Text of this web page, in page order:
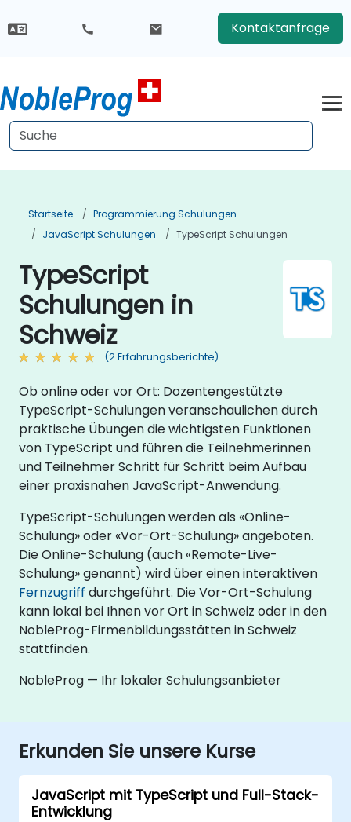
Kontaktanfrage
Startseite
Programmierung Schulungen
JavaScript Schulungen
TypeScript Schulungen
TypeScript
Schulungen in
Schweiz
(2 Erfahrungsberichte)
Ob online oder vor Ort: Dozentengestützte
TypeScript-Schulungen veranschaulichen durch
praktische Übungen die wichtigsten Funktionen
von TypeScript und führen die Teilnehmerinnen
und Teilnehmer Schritt für Schritt beim Aufbau
einer praxisnahen JavaScript-Anwendung.
TypeScript-Schulungen werden als «Online-
Schulung» oder «Vor-Ort-Schulung» angeboten.
Die Online-Schulung (auch «Remote-Live-
Schulung» genannt) wird über einen interaktiven
Fernzugriff durchgeführt. Die Vor-Ort-Schulung
kann lokal bei Ihnen vor Ort in Schweiz oder in den
NobleProg-Firmenbildungsstätten in Schweiz
stattfinden.
NobleProg — Ihr lokaler Schulungsanbieter
Erkunden Sie unsere Kurse
JavaScript mit TypeScript und Full-Stack-
Entwicklung